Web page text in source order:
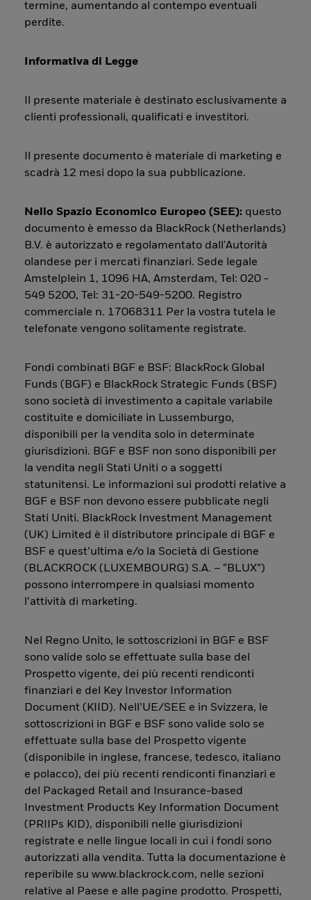
termine, aumentando al contempo eventuali
perdite.
Informativa di Legge
Il presente materiale è destinato esclusivamente a
clienti professionali, qualificati e investitori.
Il presente documento è materiale di marketing e
scadrà 12 mesi dopo la sua pubblicazione.
Nello Spazio Economico Europeo (SEE): questo
documento è emesso da BlackRock (Netherlands)
B.V. è autorizzato e regolamentato dall'Autorità
olandese per i mercati finanziari. Sede legale
Amstelplein 1, 1096 HA, Amsterdam, Tel: 020 -
549 5200, Tel: 31-20-549-5200. Registro
commerciale n. 17068311 Per la vostra tutela le
telefonate vengono solitamente registrate.
Fondi combinati BGF e BSF: BlackRock Global
Funds (BGF) e BlackRock Strategic Funds (BSF)
sono società di investimento a capitale variabile
costituite e domiciliate in Lussemburgo,
disponibili per la vendita solo in determinate
giurisdizioni. BGF e BSF non sono disponibili per
la vendita negli Stati Uniti o a soggetti
statunitensi. Le informazioni sui prodotti relative a
BGF e BSF non devono essere pubblicate negli
Stati Uniti. BlackRock Investment Management
(UK) Limited è il distributore principale di BGF e
BSF e quest’ultima e/o la Società di Gestione
(BLACKROCK (LUXEMBOURG) S.A. – “BLUX”)
possono interrompere in qualsiasi momento
l’attività di marketing.
Nel Regno Unito, le sottoscrizioni in BGF e BSF
sono valide solo se effettuate sulla base del
Prospetto vigente, dei più recenti rendiconti
finanziari e del Key Investor Information
Document (KIID). Nell’UE/SEE e in Svizzera, le
sottoscrizioni in BGF e BSF sono valide solo se
effettuate sulla base del Prospetto vigente
(disponibile in inglese, francese, tedesco, italiano
e polacco), dei più recenti rendiconti finanziari e
del Packaged Retail and Insurance-based
Investment Products Key Information Document
(PRIIPs KID), disponibili nelle giurisdizioni
registrate e nelle lingue locali in cui i fondi sono
autorizzati alla vendita. Tutta la documentazione è
reperibile su www.blackrock.com, nelle sezioni
relative al Paese e alle pagine prodotto. Prospetti,